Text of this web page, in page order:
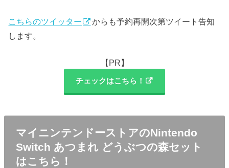
こちらのツイッター
からも予約再開次第ツイート告知
します。
【PR】
チェックはこちら！
マイニンテンドーストアのNintendo
Switch あつまれ どうぶつの森セット
はこちら！